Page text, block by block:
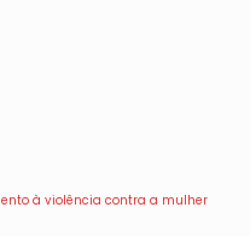
à violência contra a mulher